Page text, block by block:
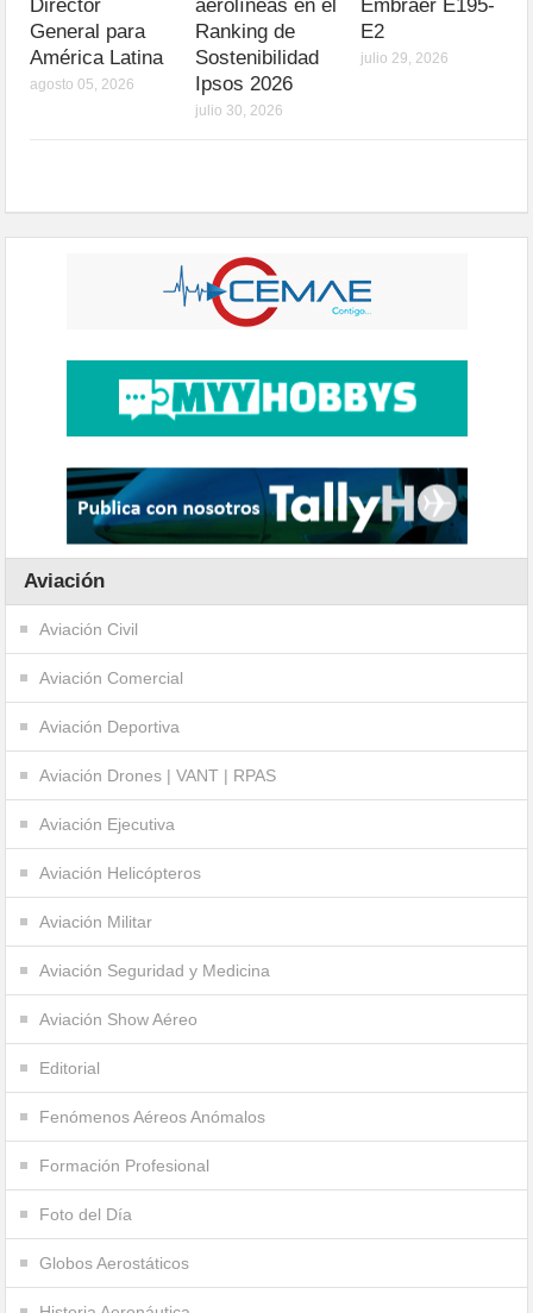
Director
General para
América Latina
agosto 05, 2026
aerolíneas en el
Ranking de
Sostenibilidad
Ipsos 2026
julio 30, 2026
Embraer E195-
E2
julio 29, 2026
Aviación
Aviación Civil
Aviación Comercial
Aviación Deportiva
Aviación Drones | VANT | RPAS
Aviación Ejecutiva
Aviación Helicópteros
Aviación Militar
Aviación Seguridad y Medicina
Aviación Show Aéreo
Editorial
Fenómenos Aéreos Anómalos
Formación Profesional
Foto del Día
Globos Aerostáticos